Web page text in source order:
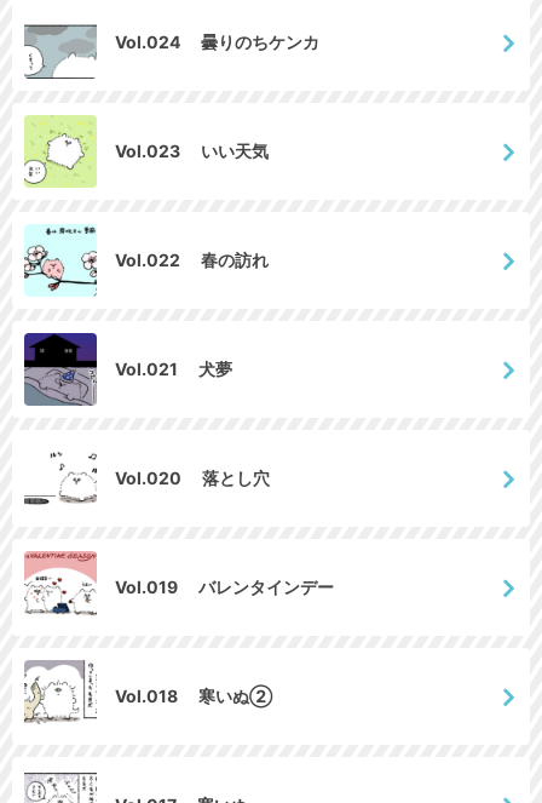
Vol.024 曇りのちケンカ
Vol.023 いい天気
Vol.022 春の訪れ
Vol.021 犬夢
Vol.020 落とし穴
Vol.019 バレンタインデー
Vol.018 寒いぬ②